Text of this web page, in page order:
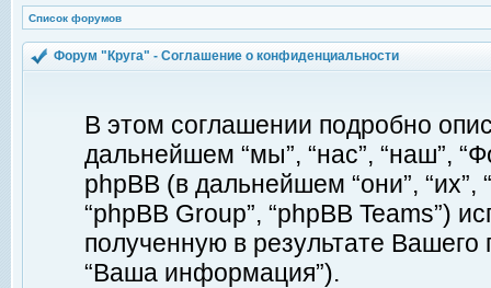
Список форумов
Форум "Круга" - Соглашение о конфиденциальности
В этом соглашении подробно
дальнейшем “мы”, “нас”, “наш”,
phpBB (в дальнейшем “они”, “их”,
“phpBB Group”, “phpBB Teams”)
полученную в результате
“Ваша информация”).